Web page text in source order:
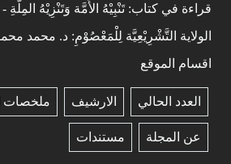
قراءة في كتاب: تَنْبِيْهُ الأُمَّة وَتَنْزِيْهُ المِلَّةِ -
الولاية التَّشْرِيْعِيَّة لِلْمَعْصُوْمِ: د. محمد
اقسام الموقع
العدد الحالي الارشيف ملخصات
عن المجلة مستندات